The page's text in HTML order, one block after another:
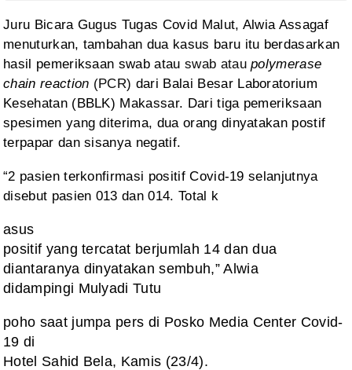
Juru Bicara Gugus Tugas Covid Malut, Alwia Assagaf
menuturkan, tambahan dua kasus baru itu berdasarkan
hasil pemeriksaan swab atau swab ataupolymerase
chain reaction (PCR) dari Balai Besar Laboratorium
Kesehatan (BBLK) Makassar. Dari tiga pemeriksaan
spesimen yang diterima, dua orang dinyatakan postif
terpapar dansisanya negatif.
“2 pasienterkonfirmasi positif Covid-19 selanjutnya
disebut pasien 013 dan 014. Total k
asus
positif yang tercatat berjumlah 14 dan dua
diantaranya dinyatakan sembuh,” Alwia
didampingi Mulyadi Tutu
poho saat jumpa pers di Posko Media Center Covid-
19 di
Hotel Sahid Bela, Kamis (23/4).